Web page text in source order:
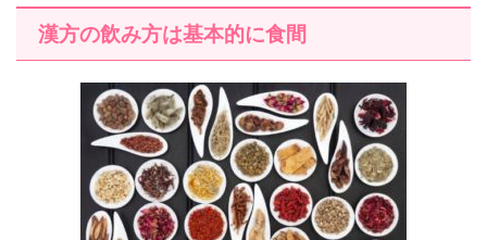
漢方の飲み方は基本的に食間